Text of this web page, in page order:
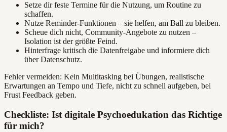
Setze dir feste Termine für die Nutzung, um Routine zu
schaffen.
Nutze Reminder-Funktionen – sie helfen, am Ball zu bleiben.
Scheue dich nicht, Community-Angebote zu nutzen –
Isolation ist der größte Feind.
Hinterfrage kritisch die Datenfreigabe und informiere dich
über Datenschutz.
Fehler vermeiden: Kein Multitasking bei Übungen, realistische
Erwartungen an Tempo und Tiefe, nicht zu schnell aufgeben, bei
Frust Feedback geben.
Checkliste: Ist digitale Psychoedukation das Richtige
für mich?